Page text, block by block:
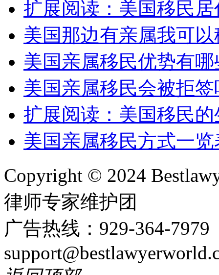
扩展阅读：美国移民
美国那边有亲属我可
美国亲属移民优势有
美国亲属移民会被拒
扩展阅读：美国移民
美国亲属移民方式一览
Copyright © 2024
律师专家维护团
广告热线：929-364-